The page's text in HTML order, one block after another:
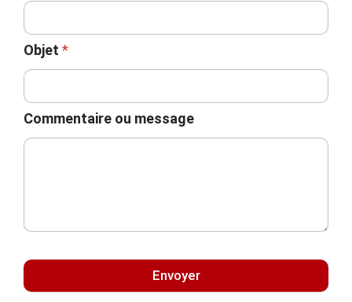
Objet *
Commentaire ou message
Envoyer